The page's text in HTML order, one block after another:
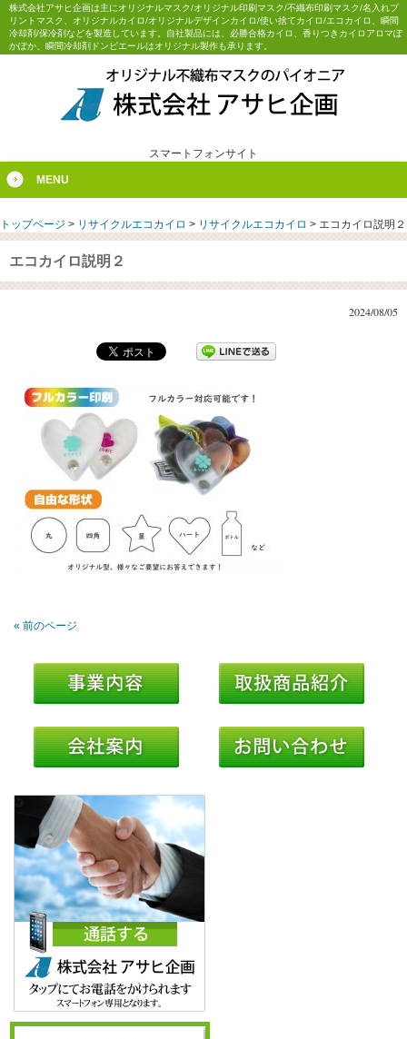
株式会社アサヒ企画は主にオリジナルマスク/オリジナル印刷マスク/不織布印刷マスク/名入れプ
リントマスク、オリジナルカイロ/オリジナルデザインカイロ/使い捨てカイロ/エコカイロ、瞬間
冷却剤/保冷剤などを製造しています。自社製品には、必勝合格カイロ、香りつきカイロアロマぽ
かぽか、瞬間冷却剤ドンピエールはオリジナル製作も承ります。
スマートフォンサイト
MENU
トップページ > リサイクルエコカイロ > リサイクルエコカイロ > エコカイロ説明２
エコカイロ説明２
2024/08/05
« 前のページ